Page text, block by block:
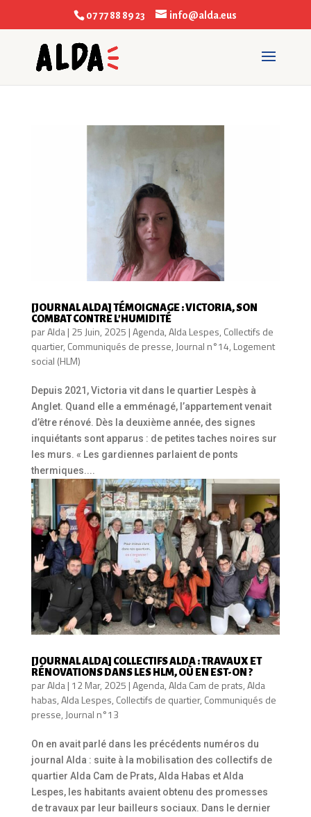
07 77 88 89 23 info@alda.eus
[JOURNAL ALDA] TÉMOIGNAGE : VICTORIA, SON
COMBAT CONTRE L’HUMIDITÉ
parAlda| 25 Juin, 2025 |Agenda,Alda Lespes, Collectifs de
quartier, Communiqués de presse, Journal n°14, Logement
social (HLM)
Depuis 2021, Victoria vit dans le quartier Lespès à
Anglet. Quand elle a emménagé, l’appartement venait
d’être rénové. Dès la deuxième année, des signes
inquiétants sont apparus : de petites taches noires sur
les murs. « Les gardiennes parlaient de ponts
thermiques....
[JOURNAL ALDA] COLLECTIFS ALDA : TRAVAUX ET
RÉNOVATIONS DANS LES HLM, OÙ EN EST-ON ?
parAlda| 12 Mar, 2025 |Agenda,Alda Cam de prats,Alda
habas,Alda Lespes, Collectifs de quartier, Communiqués de
presse, Journal n°13
On en avait parlé dans les précédents numéros du
journal Alda : suite à la mobilisation des collectifs de
quartier Alda Cam de Prats, Alda Habas et Alda
Lespes, les habitants avaient obtenu des promesses
de travaux par leur bailleurs sociaux. Dans le dernier